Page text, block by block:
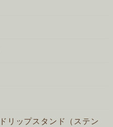
リップスタンド（ステン